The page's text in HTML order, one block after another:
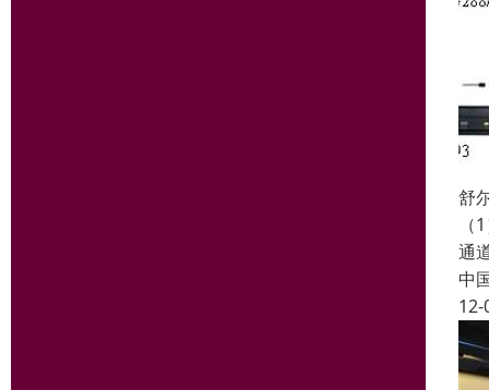
舒
通
中
12-